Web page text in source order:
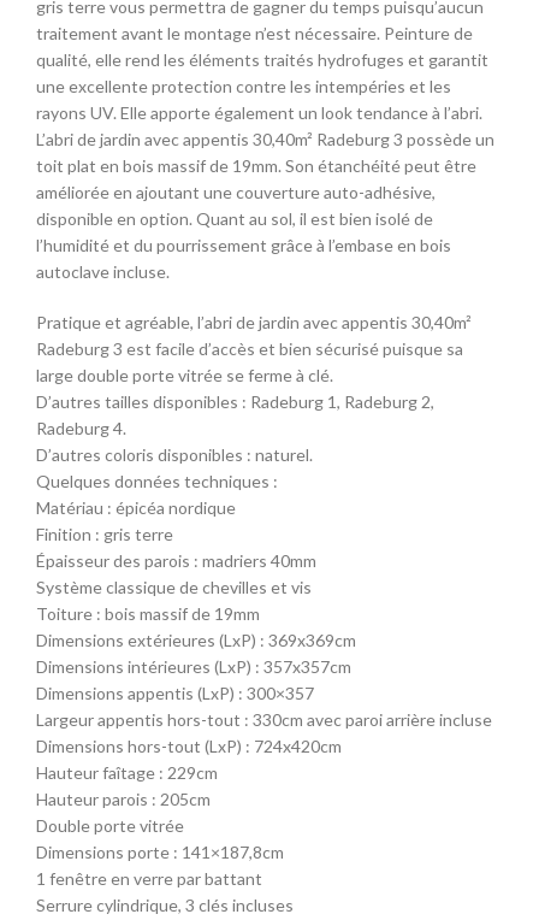
gris terre vous permettra de gagner du temps puisqu’aucun
traitement avant le montage n’est nécessaire. Peinture de
qualité, elle rend les éléments traités hydrofuges et garantit
une excellente protection contre les intempéries et les
rayons UV. Elle apporte également un look tendance à l’abri.
L’abri de jardin avec appentis 30,40m² Radeburg 3 possède un
toit plat en bois massif de 19mm. Son étanchéité peut être
améliorée en ajoutant une couverture auto-adhésive,
disponible en option. Quant au sol, il est bien isolé de
l’humidité et du pourrissement grâce à l’embase en bois
autoclave incluse.
Pratique et agréable, l’abri de jardin avec appentis 30,40m²
Radeburg 3 est facile d’accès et bien sécurisé puisque sa
large double porte vitrée se ferme à clé.
D’autres tailles disponibles : Radeburg 1, Radeburg 2,
Radeburg 4.
D’autres coloris disponibles : naturel.
Quelques données techniques :
Matériau : épicéa nordique
Finition : gris terre
Épaisseur des parois : madriers 40mm
Système classique de chevilles et vis
Toiture : bois massif de 19mm
Dimensions extérieures (LxP) : 369x369cm
Dimensions intérieures (LxP) : 357x357cm
Dimensions appentis (LxP) : 300×357
Largeur appentis hors-tout : 330cm avec paroi arrière incluse
Dimensions hors-tout (LxP) : 724x420cm
Hauteur faîtage : 229cm
Hauteur parois : 205cm
Double porte vitrée
Dimensions porte : 141×187,8cm
1 fenêtre en verre par battant
Serrure cylindrique, 3 clés incluses